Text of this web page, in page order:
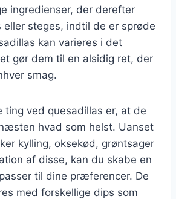
ingredienser, der derefter
eller steges, indtil de er sprøde
kan varieres i det
gør dem til en alsidig ret, der
smag.
ting ved quesadillas er, at de
hvad som helst. Uanset
kylling, oksekød, grøntsager
af disse, kan du skabe en
til dine præferencer. De
med forskellige dips som